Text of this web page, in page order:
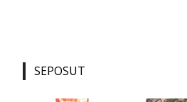
SEPOSUT